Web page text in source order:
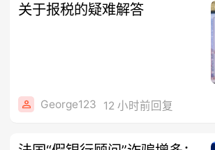
关于报税的疑难解答
George123 12 小时前回复